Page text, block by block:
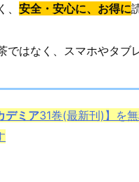
安全・安心に、お得に
ではなく、スマホやタブ
デミア31巻(最新刊)】を